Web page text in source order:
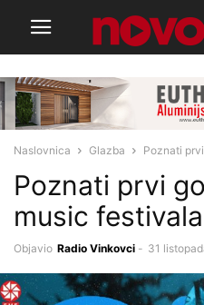
Naslovnica Glazba Poznati
Poznati prvi
music
Objavio Radio Vinkovci - 31